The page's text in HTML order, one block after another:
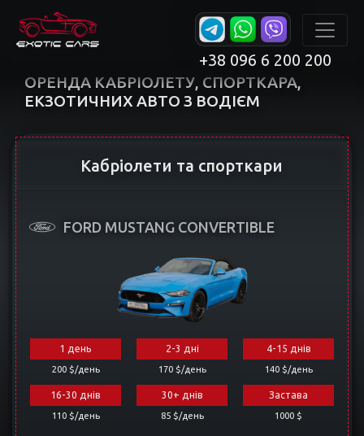
+38 096 6 200 200
ОРЕНДА КАБРІОЛЕТУ, СПОРТКАРА,
ЕКЗОТИЧНИХ АВТО З ВОДІЄМ
Кабріолети та спорткари
FORD MUSTANG CONVERTIBLE
1 день
200 $/день
2-3 дні
170 $/день
4-15 днів
140 $/день
16-30 днів
110 $/день
30+ днів
85 $/день
Застава
1000 $